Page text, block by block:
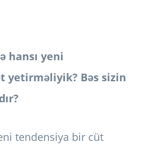
hansı yeni
yetirməliyik? Bəs sizin
tendensiya bir cüt